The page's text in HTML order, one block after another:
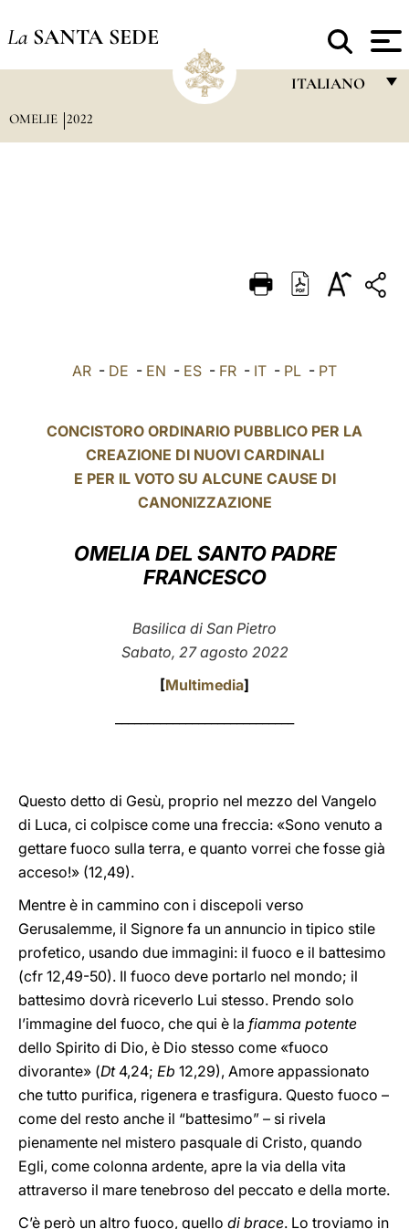
La SANTA SEDE
ITALIANO
DEUTSCH
العربيّة
LATINE
OMELIE 2022
AR - DE - EN - ES - FR - IT - PL - PT
CONCISTORO ORDINARIO PUBBLICO PER LA
CREAZIONE DI NUOVI CARDINALI
E PER IL VOTO SU ALCUNE CAUSE DI
CANONIZZAZIONE
OMELIA DEL SANTO PADRE
FRANCESCO
Basilica di San Pietro
Sabato, 27 agosto 2022
[Multimedia]
Questo detto di Gesù, proprio nel mezzo del Vangelo
di Luca, ci colpisce come una freccia: «Sono venuto a
gettare fuoco sulla terra, e quanto vorrei che fosse già
acceso!» (12,49).
Mentre è in cammino con i discepoli verso
Gerusalemme, il Signore fa un annuncio in tipico stile
profetico, usando due immagini: il fuoco e il battesimo
(cfr 12,49-50). Il fuoco deve portarlo nel mondo; il
battesimo dovrà riceverlo Lui stesso. Prendo solo
l’immagine del fuoco, che qui è la fiamma potente
dello Spirito di Dio, è Dio stesso come «fuoco
divorante» (Dt4,24; Eb 12,29), Amore appassionato
che tutto purifica, rigenera e trasfigura. Questo fuoco –
come del resto anche il “battesimo” – si rivela
pienamente nel mistero pasquale di Cristo, quando
Egli, come colonna ardente, apre la via della vita
attraverso il mare tenebroso del peccato e della morte.
C’è però un altro fuoco, quello di brace. Lo troviamo in